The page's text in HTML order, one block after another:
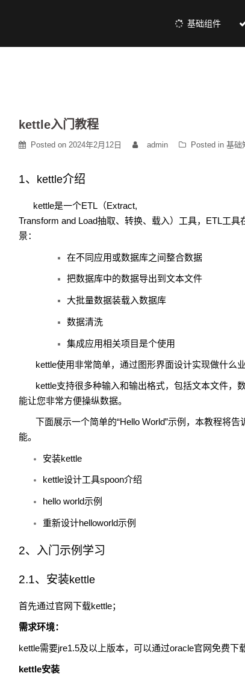
基础组件
kettle入门教程
Posted on 2024年2月12日 admin Posted in 基础
1、 kettle介绍
kettle是一个ETL （Extract,
Transform and Load抽取、转换、载入）工具， ETL工具
景：
在不同应用或数据库之间整合数据
把数据库中的数据导出到文本文件
大批量数据装载入数据库
数据清洗
集成应用相关项目是个使用
kettle使用非常简单，通过图形界面设计实现做什么
kettle支持很多种输入和输出格式，包括文本文件，
能让您非常方便操纵数据。
下面展示一个简单的“Hello World”示例，本教程将告
能。
安装kettle
kettle设计工具spoon介绍
hello world示例
重新设计helloworld示例
2、入门示例学习
2.1、安装kettle
首先通过官网下载kettle；
需求环境：
kettle需要jre1.5及以上版本，可以通过oracle官网免费下
kettle安装